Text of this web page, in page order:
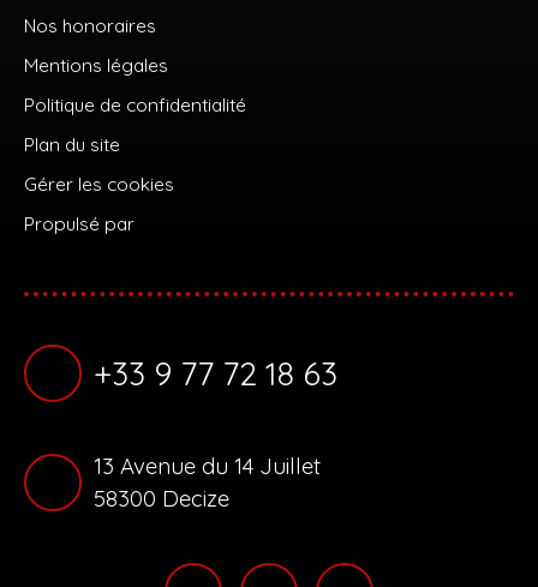
Nos honoraires
Mentions légales
Politique de confidentialité
Plan du site
Gérer les cookies
Propulsé par
+33 9 77 72 18 63
13 Avenue du 14 Juillet
58300 Decize